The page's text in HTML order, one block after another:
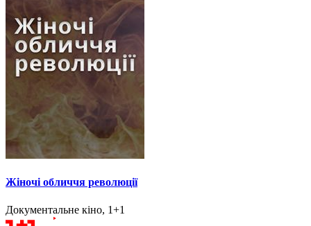
Жіночі обличчя революції
Документальне кіно, 1+1